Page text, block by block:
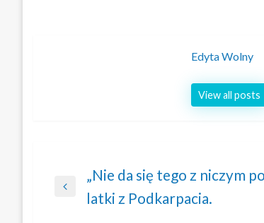
Edyta Wolny
View all posts
Nawigacja
wpisu
Previous
„Nie da się tego z niczym
latki z Podkarpacia.